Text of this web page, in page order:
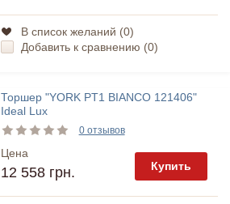
В список желаний (0)
Добавить к сравнению (0)
Торшер "YORK PT1 BIANCO 121406"
Ideal Lux
0 отзывов
Цена
12 558 грн. Купить